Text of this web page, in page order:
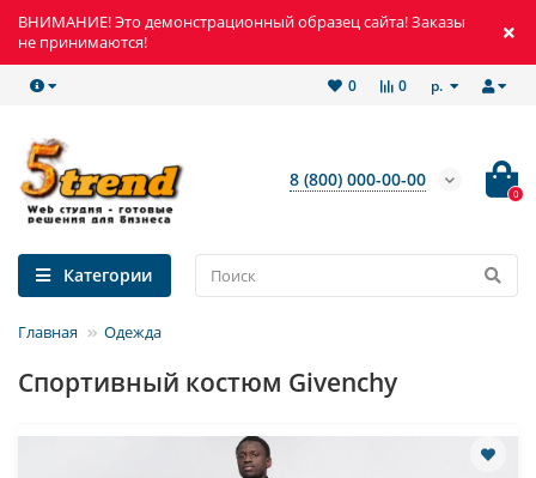
ВНИМАНИЕ! Это демонстрационный образец сайта! Заказы
не принимаются!
р.
0
0
8 (800) 000-00-00
0
Категории
Главная Одежда
Спортивный костюм Givenchy